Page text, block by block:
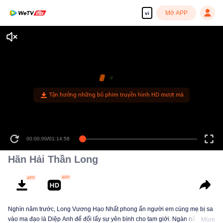
vi Mở APP
Tận hưởng những bộ phim truyền hình HD mượt mà
00:00:00/01:14:58
Hãn Hải Thần Long
Nghìn năm trước, Long Vương Hạo Nhất phong ấn người em cùng mẹ bị sa
vào ma đạo là Diệp Anh để đổi lấy sự yên bình cho tam giới. Ngàn năm sau,
More